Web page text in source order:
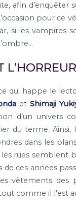
afin d’enquêter
pour ce
si les vampires
qui happe le
etShimaji
d’un univers
du terme. Ainsi,
dans les
rues semblent
ces années
vêtements des
comme il l’est